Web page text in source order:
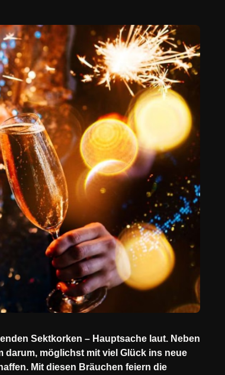
Sektkorken – Hauptsache laut. Neben
darum, möglichst mit viel Glück ins neue
Mit diesen Bräuchen feiern die